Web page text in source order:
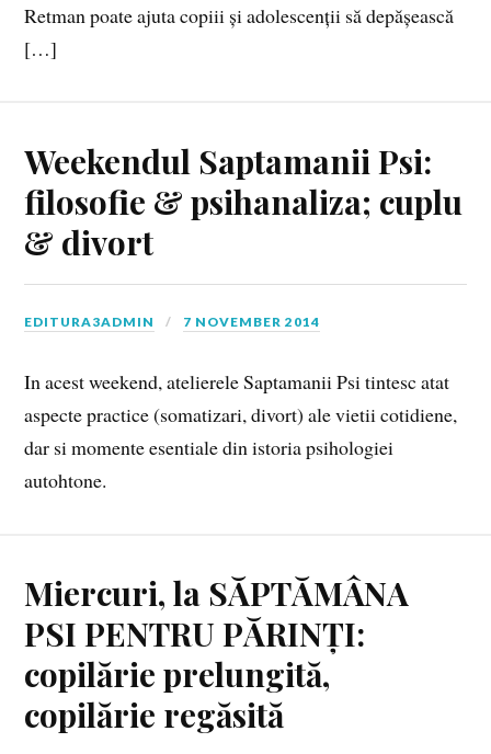
Retman poate ajuta copiii și adolescenții să depășească
[…]
Weekendul Saptamanii Psi:
filosofie & psihanaliza; cuplu
& divort
EDITURA3ADMIN 7 NOVEMBER 2014
In acest weekend, atelierele Saptamanii Psi tintesc atat
aspecte practice (somatizari, divort) ale vietii cotidiene,
dar si momente esentiale din istoria psihologiei
autohtone.
Miercuri, la SĂPTĂMÂNA
PSI PENTRU PĂRINȚI:
copilărie prelungită,
copilărie regăsită